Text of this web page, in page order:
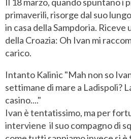
primaverili, risorge dal suo
in casa della Sampdoria. Riceve
della Croazia: Oh Ivan mi
carico.
Intanto Kalinic "Mah non so
settimane di mare a Ladispoli?
casino...."
Ivan è tentatissimo, ma per
interviene il suo compagno di